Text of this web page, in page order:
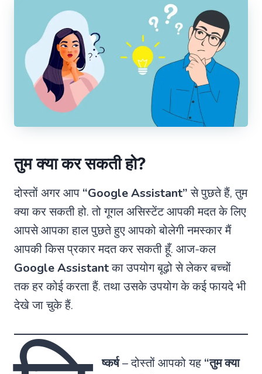
तुम क्या कर सकती हो?
दोस्तों अगर आप “Google Assistant”से पुछते हैं, तुम
क्या कर सकती हो. तो गूगल असिस्टेंट आपकी मदत के लिए
आपसे आपका हाल पुछते हुए आपको बोलेगी नमस्कार मैं
आपकी किस प्रकार मदत कर सकती हूँ. आज-कल
Google Assistantका उपयोग बूढ़ो से लेकर बच्चों
तक हर कोई करता हैं. तथा उसके उपयोग के कई फायदे भी
देखे जा चुके हैं.
ष्कर्ष– दोस्तों आपको यह “तुम क्या